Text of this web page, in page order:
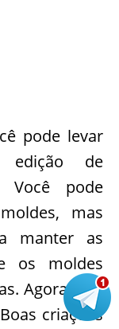
pode levar
de
Você pode
mas
manter as
os moldes
Agora é só
criações